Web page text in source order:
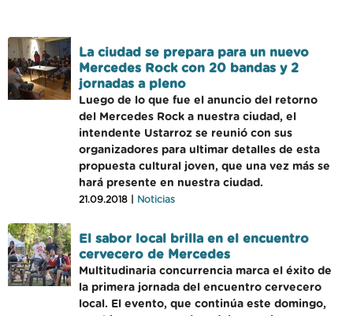
La ciudad se prepara para un nuevo
Mercedes Rock con 20 bandas y 2
jornadas a pleno
Luego de lo que fue el anuncio del retorno
del Mercedes Rock a nuestra ciudad, el
intendente Ustarroz se reunió con sus
organizadores para ultimar detalles de esta
propuesta cultural joven, que una vez más se
hará presente en nuestra ciudad.
21.09.2018 | Noticias
El sabor local brilla en el encuentro
cervecero de Mercedes
Multitudinaria concurrencia marca el éxito de
la primera jornada del encuentro cervecero
local. El evento, que continúa este domingo,